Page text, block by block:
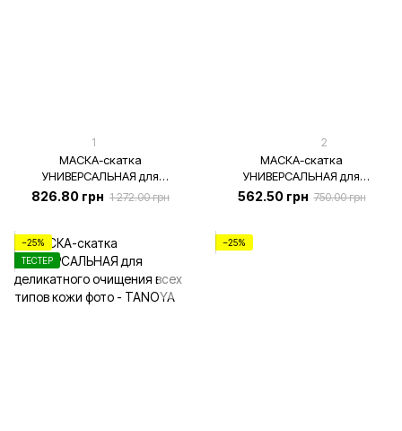
1
МАСКА-скатка
УНИВЕРСАЛЬНАЯ для
деликатного очищения всех
типов кожи [проф], 275 мл
826.80 грн 1 272.00 грн
2
МАСКА-скатка
УНИВЕРСАЛЬНАЯ для
деликатного очищения всех
типов кожи, 100 мл
562.50 грн 750.00 грн
−25%
ТЕСТЕР
−25%